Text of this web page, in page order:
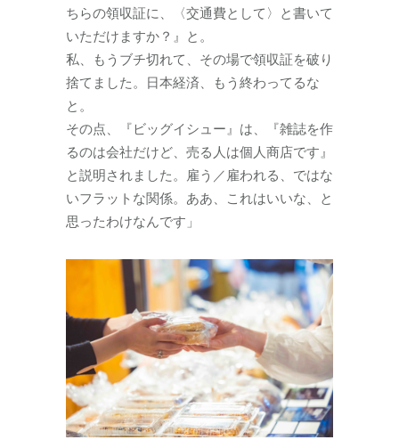
ちらの領収証に、〈交通費として〉と書いて
いただけますか？』と。
私、もうブチ切れて、その場で領収証を破り
捨てました。日本経済、もう終わってるな
と。
その点、『ビッグイシュー』は、『雑誌を作
るのは会社だけど、売る人は個人商店です』
と説明されました。雇う／雇われる、ではな
いフラットな関係。ああ、これはいいな、と
思ったわけなんです」